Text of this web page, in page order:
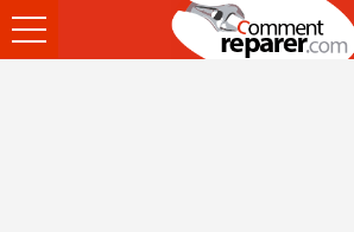
Ouvrir
le